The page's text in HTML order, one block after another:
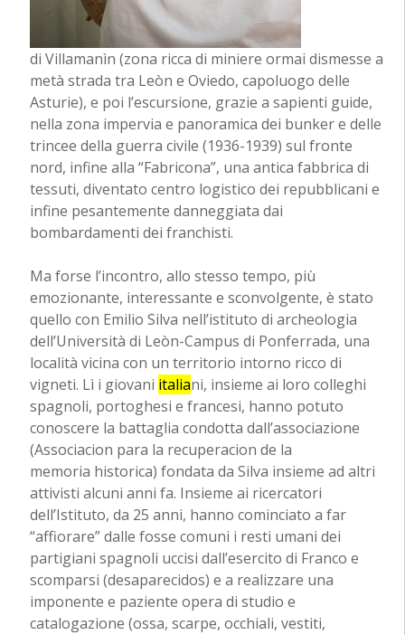
di Villamanìn (zona ricca di miniere ormai dismesse a
metà strada tra Leòn e Oviedo, capoluogo delle
Asturie), e poi l’escursione, grazie a sapienti guide,
nella zona impervia e panoramica dei bunker e delle
trincee della guerra civile (1936-1939) sul fronte
nord, infine alla “Fabricona”, una antica fabbrica di
tessuti, diventato centro logistico dei repubblicani e
infine pesantemente danneggiata dai
bombardamenti dei franchisti.
Ma forse l’incontro, allo stesso tempo, più
emozionante, interessante e sconvolgente, è stato
quello con Emilio Silva nell’istituto di archeologia
dell’Università di Leòn-Campus di Ponferrada, una
località vicina con un territorio intorno ricco di
vigneti. Lì i giovani italiani, insieme ai loro colleghi
spagnoli, portoghesi e francesi, hanno potuto
conoscere la battaglia condotta dall’associazione
(Associacion para la recuperacion de la
memoria historica) fondata da Silva insieme ad altri
attivisti alcuni anni fa. Insieme ai ricercatori
dell’Istituto, da 25 anni, hanno cominciato a far
“affiorare” dalle fosse comuni i resti umani dei
partigiani spagnoli uccisi dall’esercito di Franco e
scomparsi (desaparecidos) e a realizzare una
imponente e paziente opera di studio e
catalogazione (ossa, scarpe, occhiali, vestiti,